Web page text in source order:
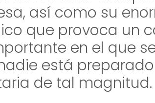
así como su
que provoca un
en el que
está
de tal magnitud.